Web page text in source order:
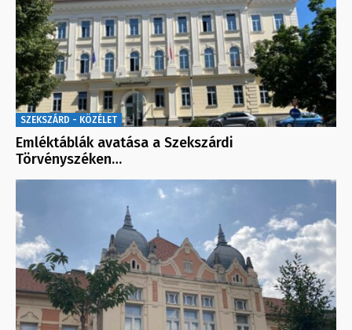
SZEKSZÁRD - KÖZÉLET
Emléktáblák avatása a Szekszárdi
Törvényszéken…